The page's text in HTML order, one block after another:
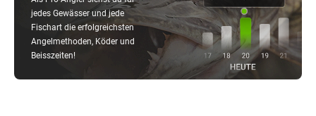
jedes Gewässer und jede
Fischart die erfolgreichsten
Angelmethoden, Köder und
Beisszeiten!